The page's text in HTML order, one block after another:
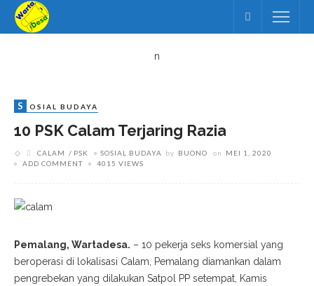
n
S OSIAL BUDAYA
10 PSK Calam Terjaring Razia
CALAM PSK SOSIAL BUDAYA by BUONO on
MEI 1, 2020
ADD COMMENT
4015 VIEWS
Pemalang, Wartadesa. – 10 pekerja seks komersial yang
beroperasi di lokalisasi Calam, Pemalang diamankan dalam
pengrebekan yang dilakukan Satpol PP setempat, Kamis